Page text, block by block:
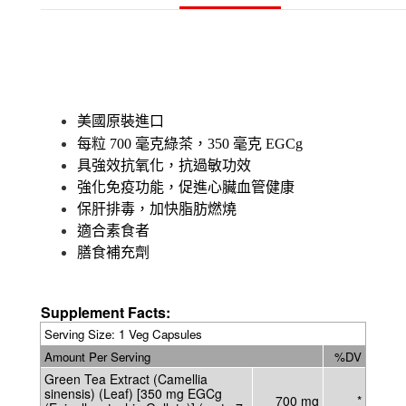
美國原裝進口
每粒 700 毫克綠茶，350 毫克 EGCg
具強效抗氧化，抗過敏功效
強化免疫功能，促進心臟血管健康
保肝排毒，加快脂肪燃燒
適合素食者
膳食補充劑
Supplement Facts:
Serving Size: 1 Veg Capsules
Amount Per Serving
%DV
Green Tea Extract (Camellia
sinensis) (Leaf) [350 mg EGCg
700 mg *